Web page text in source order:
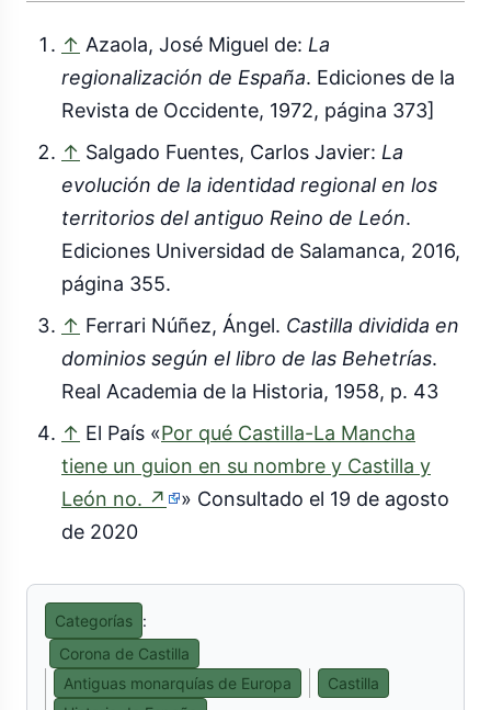
↑ Azaola, José Miguel de: La
regionalización de España. Ediciones de la
Revista de Occidente, 1972, página 373]
↑ Salgado Fuentes, Carlos Javier: La
evolución de la identidad regional en los
territorios del antiguo Reino de León.
Ediciones Universidad de Salamanca, 2016,
página 355.
↑ Ferrari Núñez, Ángel. Castilla dividida en
dominios según el libro de las Behetrías.
Real Academia de la Historia, 1958, p. 43
↑ El País «Por qué Castilla-La Mancha
tiene un guion en su nombre y Castilla y
León no. ↗ (enlace
» Consultado el 19 de agosto
de 2020
Categorías :
Corona de Castilla
Antiguas monarquías de Europa
Castilla